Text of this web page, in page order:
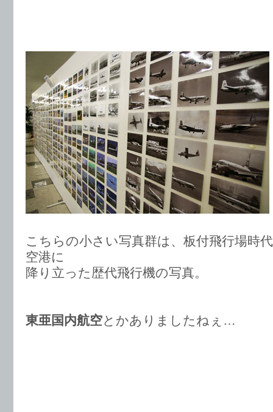
こちらの小さい写真群は、板付飛行場時
空港に
降り立った歴代飛行機の写真。
東亜国内航空とかありましたねぇ…